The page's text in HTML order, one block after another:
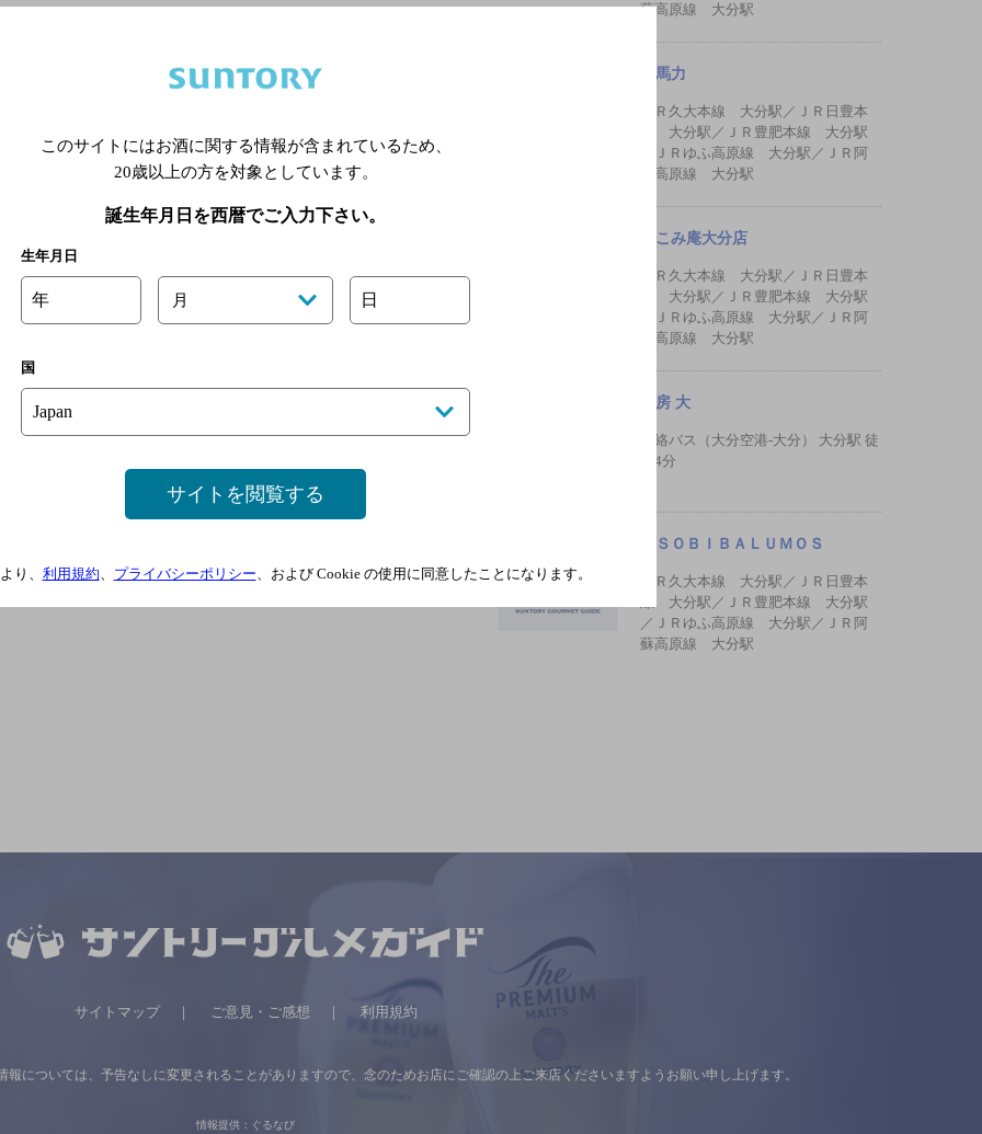
蘇高原線 大分駅
弐馬力
ＪＲ久大本線 大分駅／ＪＲ日豊本
線 大分駅／ＪＲ豊肥本線 大分駅
／ＪＲゆふ高原線 大分駅／ＪＲ阿
蘇高原線 大分駅
かこみ庵大分店
ＪＲ久大本線 大分駅／ＪＲ日豊本
線 大分駅／ＪＲ豊肥本線 大分駅
／ＪＲゆふ高原線 大分駅／ＪＲ阿
蘇高原線 大分駅
厨房 大
連絡バス（大分空港-大分） 大分駅 徒
歩4分
ＡＳＯＢＩＢＡＬＵＭＯＳ
ＪＲ久大本線 大分駅／ＪＲ日豊本
線 大分駅／ＪＲ豊肥本線 大分駅
／ＪＲゆふ高原線 大分駅／ＪＲ阿
蘇高原線 大分駅
サイトマップ ご意見・ご感想 利用規約
については、 予告なしに変更されることがありますので、 念のためお店にご確認の上ご来店くださいますようお願い申し上げます。
情報提供：ぐるなび
このサイトにはお酒に関する情報が含まれているため、
20歳以上の方を対象としています。
誕生年月日を西暦でご入力下さい。
生年月日
年 月 日
国
サイトを閲覧する
り、 利用規約、 プライバシーポリシー、および Cookie の使用に同意したことになります。